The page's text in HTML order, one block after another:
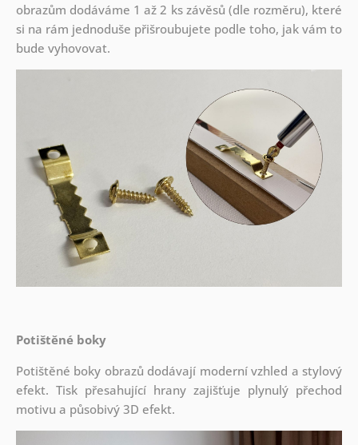
obrazům dodáváme 1 až 2 ks závěsů (dle rozměru), které
si na rám jednoduše přišroubujete podle toho, jak vám to
bude vyhovovat.
Potištěné boky
Potištěné boky obrazů dodávají moderní vzhled a stylový
efekt. Tisk přesahující hrany zajišťuje plynulý přechod
motivu a působivý 3D efekt.